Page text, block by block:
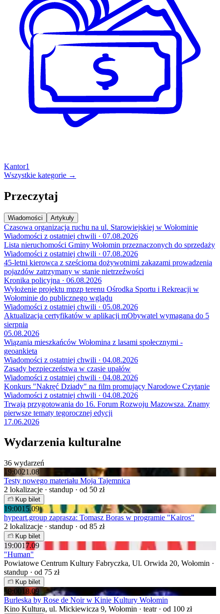
Kantor1
Wszystkie kategorie →
Przeczytaj
Wiadomości Artykuły
Czasowa organizacja ruchu na ul. Starowiejskiej w Wołominie
Wiadomości z ostatniej chwili · 07.08.2026
Lista nieruchomości Gminy Wołomin przeznaczonych do sprzedaży
Wiadomości z ostatniej chwili · 07.08.2026
45-letni kierowca z sześcioma dożywotnimi zakazami prowadzenia
pojazdów zatrzymany w stanie nietrzeźwości
Kronika policyjna · 06.08.2026
Wyłożenie projektu mpzp terenu Ośrodka Sportu i Rekreacji w
Wołominie do publicznego wglądu
Wiadomości z ostatniej chwili · 05.08.2026
Aktualizacja certyfikatów w aplikacji mObywatel wymagana do 5
sierpnia
05.08.2026
Wiązania mieszkańców Wołomina z lasami społecznymi -
geoankieta
Wiadomości z ostatniej chwili · 04.08.2026
Zasady bezpieczeństwa w czasie upałów
Wiadomości z ostatniej chwili · 04.08.2026
Konkurs "Nakręć Dziady" na film promujący Narodowe Czytanie
Wiadomości z ostatniej chwili · 04.08.2026
Trwają przygotowania do 16. Forum Rozwoju Mazowsza. Znamy
pierwsze tematy tegorocznej edycji
17.06.2026
Wydarzenia kulturalne
36 wydarzeń
19:0021.08
Testy nowego materiału Moja Tajemnica
2 lokalizacje · standup · od 50 zł
Kup bilet
19:0015.09
hypeart.group zaprasza: Tomasz Boras w programie "Kairos"
2 lokalizacje · standup · od 85 zł
Kup bilet
19:0017.09
"Human"
Powiatowe Centrum Kultury Fabryczka, Ul. Orwida 20, Wołomin ·
standup · od 75 zł
Kup bilet
19:00 18.09
Burleska by Rose de Noir w Kinie Kultury Wołomin
Kino Kultura, ul. Mickiewicza 9, Wołomin · teatr · od 100 zł